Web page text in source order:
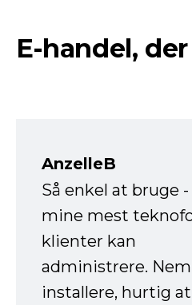
E-handel,
AnzelleB
Så enkel at bruge -
mine mest
klienter kan
administrere.
installere, hurtig at